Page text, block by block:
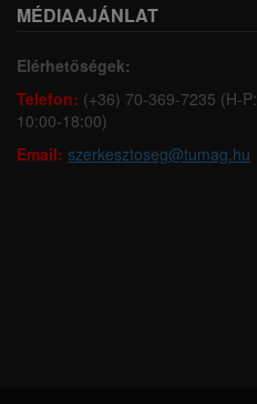
MÉDIAAJÁNLAT
Elérhetőségek:
Telefon: (+36) 70-369-7235 (H-P:
10:00-18:00)
Email: szerkesztoseg@tumag.hu